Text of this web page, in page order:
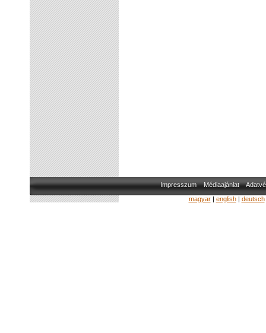
Impresszum Médiaajánlat
magyar| english| deutsch